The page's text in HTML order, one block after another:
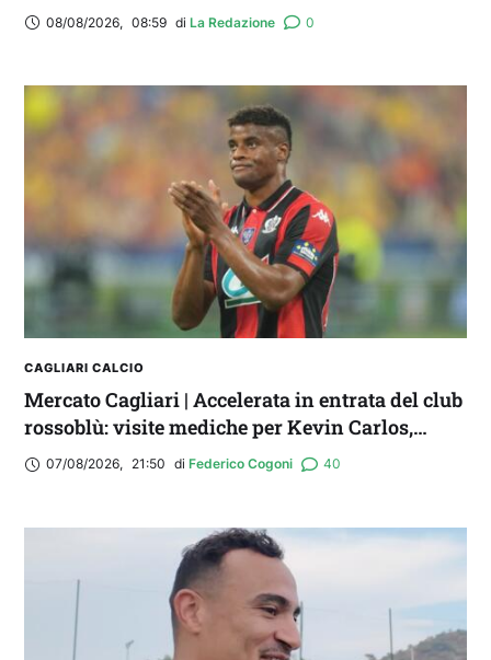
08/08/2026, 08:59 di La Redazione 0
CAGLIARI CALCIO
Mercato Cagliari | Accelerata in entrata del club
rossoblù: visite mediche per Kevin Carlos,
Maldini e Aurelio
07/08/2026, 21:50 di Federico Cogoni 40